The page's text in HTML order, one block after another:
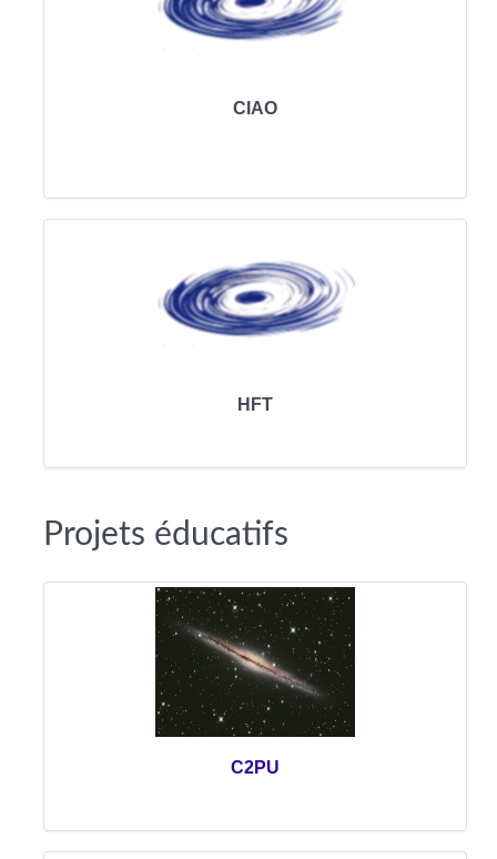
CIAO
HFT
Projets éducatifs
C2PU